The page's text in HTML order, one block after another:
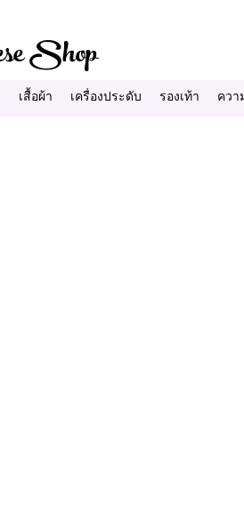
Shop
เสื้อผ้า เครื่องประดับ รองเท้า ควา